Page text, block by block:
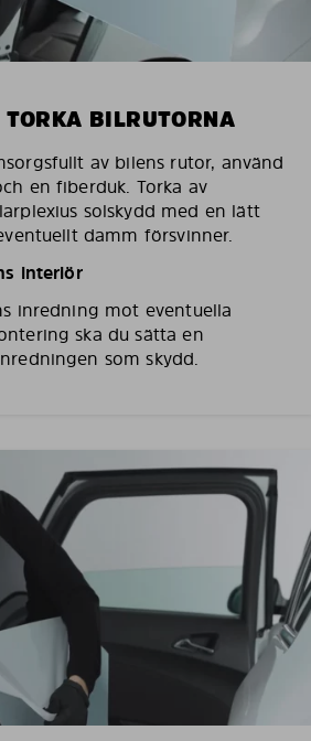
BILRUTORNA
av bilens rutor, använd
en fiberduk. Torka av
solskydd med en lätt
damm försvinner.
interiör
inredning mot eventuella
ska du sätta en
som skydd.